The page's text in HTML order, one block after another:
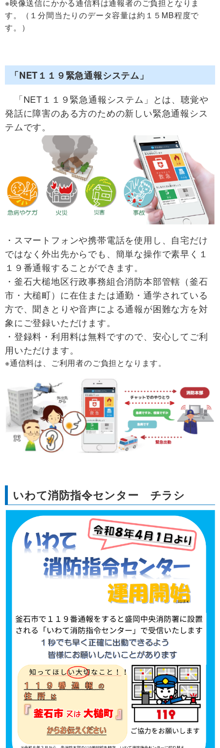
※映像送信にかかる通信料は通報者のご負担となりま
す。（１分間当たりのデータ容量は約１５MB程度で
す。）
「NET１１９緊急通報システム」
「NET１１９緊急通報システム」とは、聴覚や
発話に障害のある方のための新しい緊急通報シス
テムです。
・スマートフォンや携帯電話を使用し、自宅だけ
ではなく外出先からでも、簡単な操作で素早く１
１９番通報することができます。
・釜石大槌地区行政事務組合消防本部管轄（釜石
市・大槌町）に在住または通勤・通学されている
方で、聞きとりや音声による通報が困難な方を対
象にご登録いただけます。
・登録料・利用料は無料ですので、安心してご利
用いただけます。
※通信料は、ご利用者のご負担となります。
いわて消防指令センター チラシ